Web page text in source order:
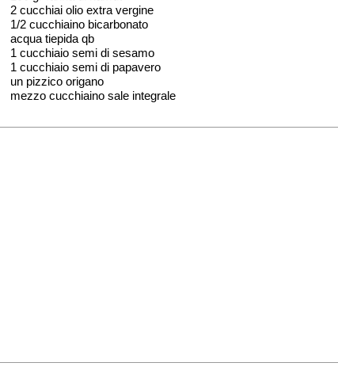
2 cucchiai olio extra vergine
1/2 cucchiaino bicarbonato
acqua tiepida qb
1 cucchiaio semi di sesamo
1 cucchiaio semi di papavero
un pizzico origano
mezzo cucchiaino sale integrale